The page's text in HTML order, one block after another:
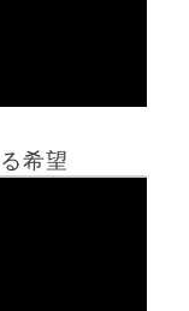
希望
ホーム